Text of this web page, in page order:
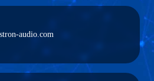
audio.com